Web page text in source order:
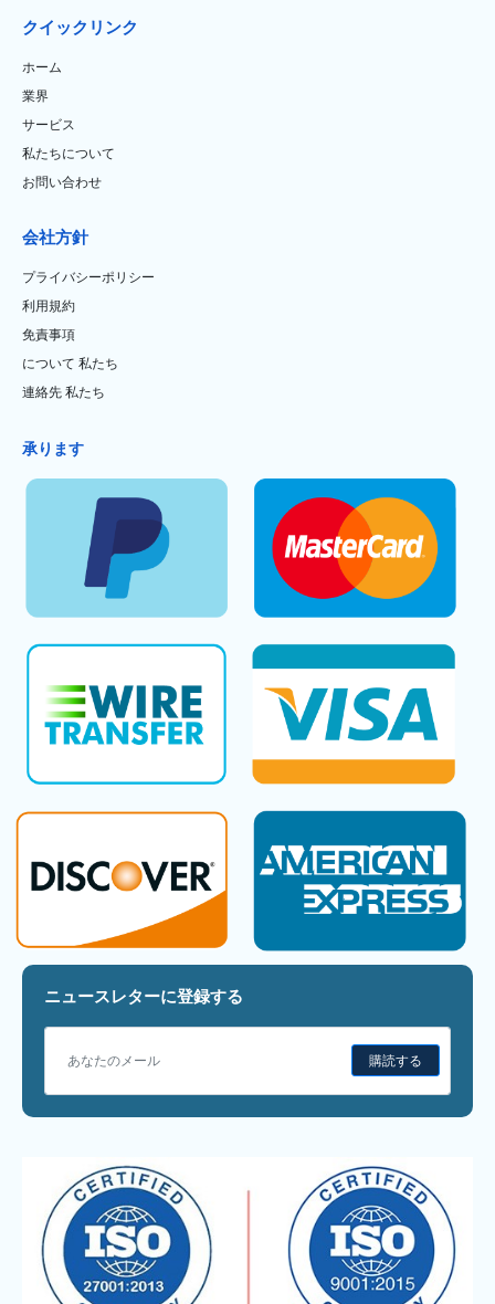
クイックリンク
ホーム
業界
サービス
私たちについて
お問い合わせ
会社方針
プライバシーポリシー
利用規約
免責事項
について 私たち
連絡先 私たち
承ります
ニュースレターに登録する
購読する